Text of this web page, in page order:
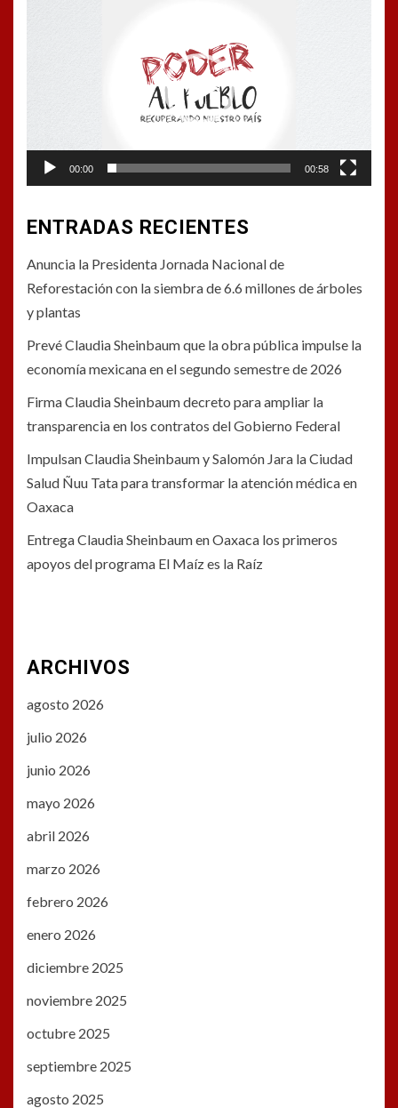
00:00 00:58
ENTRADAS RECIENTES
Anuncia la Presidenta Jornada Nacional de
Reforestación con la siembra de 6.6 millones de árboles
y plantas
Prevé Claudia Sheinbaum que la obra pública impulse la
economía mexicana en el segundo semestre de 2026
Firma Claudia Sheinbaum decreto para ampliar la
transparencia en los contratos del Gobierno Federal
Impulsan Claudia Sheinbaum y Salomón Jara la Ciudad
Salud Ñuu Tata para transformar la atención médica en
Oaxaca
Entrega Claudia Sheinbaum en Oaxaca los primeros
apoyos del programa El Maíz es la Raíz
ARCHIVOS
agosto 2026
julio 2026
junio 2026
mayo 2026
abril 2026
marzo 2026
febrero 2026
enero 2026
diciembre 2025
noviembre 2025
octubre 2025
septiembre 2025
agosto 2025